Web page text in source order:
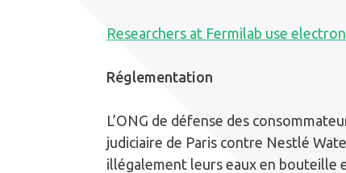
Researchers at Fermilab use
Réglementation
L’ONG de défense des
judiciaire de Paris contre Nestlé
illégalement leurs eaux en bouteille